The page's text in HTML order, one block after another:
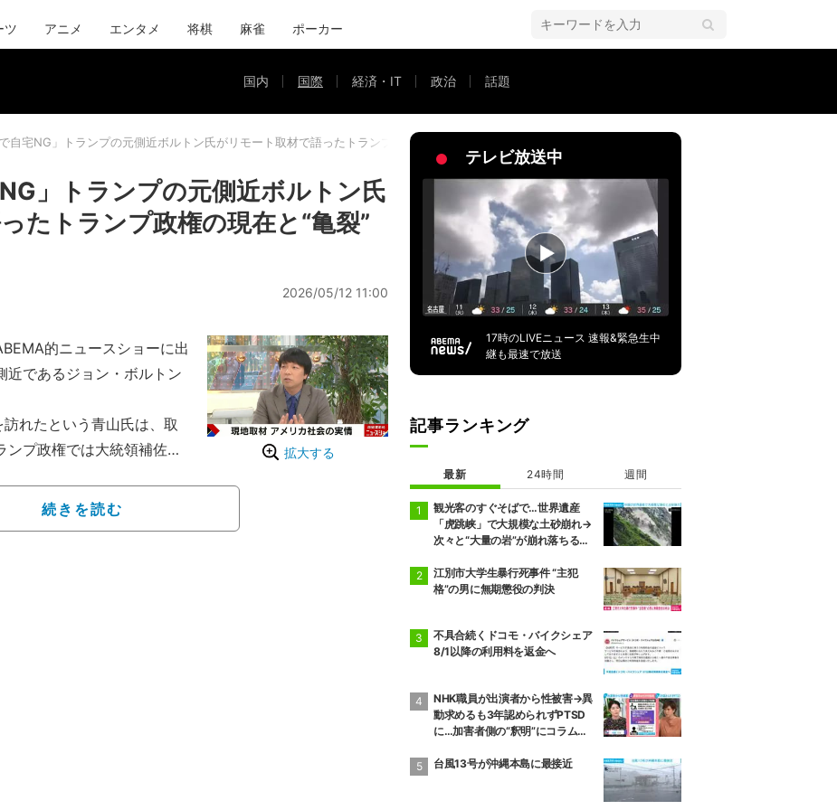
ツ アニメ エンタメ 将棋 麻雀 ポーカー
国内 国際 経済・IT 政治 話題
自宅NG」トランプの元側近ボルトン氏がリモート取材で語ったトランプ政権の現在と“亀裂”
」トランプの元側近ボルトン氏
たトランプ政権の現在と“亀裂”
2026/05/12 11:00
拡大する
的ニュースショーに出
近であるジョン・ボルトン
れたという青山氏は、取
プ政権では大統領補佐官
るのは決まっていたが、
で会うのは難しいという
続きを読む
テレビ放送中
17時のLIVEニュース 速報&緊急生中
継も最速で放送
記事ランキング
最新 24時間 週間
観光客のすぐそばで…世界遺産
「虎跳峡」で大規模な土砂崩れ→
次々と“大量の岩”が崩れ落ちる瞬
江別市大学生暴行死事件 “主犯
格”の男に無期懲役の判決
不具合続くドコモ・バイクシェア
8/1以降の利用料を返金へ
NHK職員が出演者から性被害→異
動求めるも3年認められずPTSD
に…加害者側の“釈明”にコラムニ
織体制の問題点も指摘
台風13号が沖縄本島に最接近